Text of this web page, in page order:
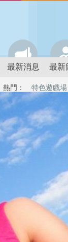
最新消息 最新
熱門： 特色遊戲場